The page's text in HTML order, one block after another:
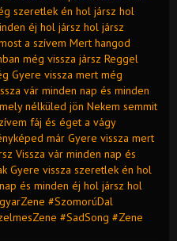
szeretlek én hol jársz hol
éj hol jársz hol jársz
a szívem Mert hangod
még vissza jársz Reggel
Gyere vissza mert még
vár minden nap és minden
nélküled jön Nekem semmit
fáj és éget a vágy
már Gyere vissza mert
Vissza vár minden nap és
Gyere vissza szeretlek én hol
és minden éj hol jársz hol
#SzomorúDal
#SadSong #Zene